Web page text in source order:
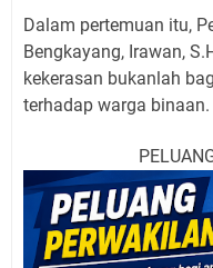
Dalam pertemuan itu,
Bengkayang, Irawan,
kekerasan bukanlah
terhadap warga binaan.